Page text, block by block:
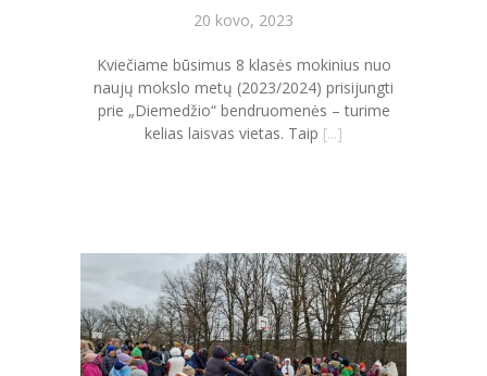
20 kovo, 2023
Kviečiame būsimus 8 klasės mokinius nuo
naujų mokslo metų (2023/2024) prisijungti
prie „Diemedžio“ bendruomenės – turime
kelias laisvas vietas. Taip [...]